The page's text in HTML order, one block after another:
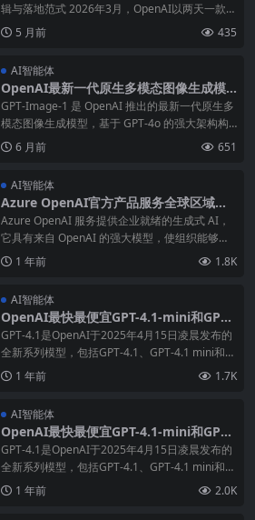
辑与落地范式 2026年3月，OpenAI以两天一款新
品的节奏，彻底改写了轻量大模型的行业格局。
3月17日，OpenAI发布GPT-5.4-nano，这款迄今
5 月前 435
AI智能体
OpenAI最新一代原生多模态图像生成模
型gpt-Image-1，适用于多个领域，让图
像生成更精准
GPT-Image-1 是 OpenAI 推出的最新一代原生多
模态图像生成模型，基于 GPT-4o 的强大架构构
建，专为开发者和企业级应用设计，支持高精
度、可定制化的图像生成与编辑功能。该模型通
6 月前 651
AI智能体
Azure OpenAI官方产品服务全球区域配
额表（让你了解使用什么gpt模型更快更
合适自己）
Azure OpenAI 服务提供企业就绪的生成式 AI，
它具有来自 OpenAI 的强大模型，使组织能够使
用文本、音频和视觉功能进行创新。公司还选择
Azure OpenAI 服务来实现内置数据隐私、地区/
1 年前 1.8K
AI智能体
OpenAI最快最便宜GPT-4.1-mini和GPT-
4.1-nano模型如何通过API调用（ChatG
PT Web Midjourney Proxy 如何接入AP
I使用）
GPT-4.1是OpenAI于2025年4月15日凌晨发布的
全新系列模型，包括GPT-4.1、GPT-4.1 mini和G
PT-4.1 nano三款新成员。该系列模型在编程、指
令遵循和上下文理解方面表现突出，支持最大可
1 年前 1.7K
AI智能体
OpenAI最快最便宜GPT-4.1-mini和GPT-
4.1-nano模型如何通过API调用（ChatG
PT-Next-Web如何接入API使用）
GPT-4.1是OpenAI于2025年4月15日凌晨发布的
全新系列模型，包括GPT-4.1、GPT-4.1 mini和G
PT-4.1 nano三款新成员。该系列模型在编程、指
令遵循和上下文理解方面表现突出，支持最大可
1 年前 2.0K